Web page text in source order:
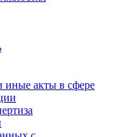
иные акты в сфере